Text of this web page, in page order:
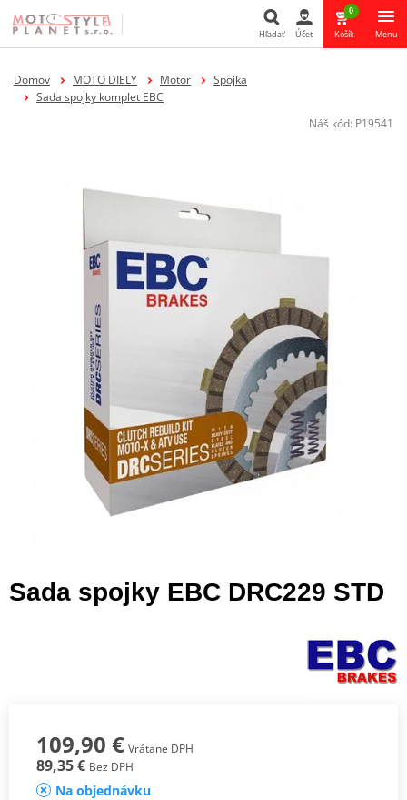
Hľadať Účet
0
Košík Menu
Domov MOTO DIELY Motor
Spojka
Sada spojky komplet EBC
Náš kód: P19541
Sada spojky EBC DRC229 STD
109,90 € Vrátane DPH
89,35 € Bez DPH
Na objednávku